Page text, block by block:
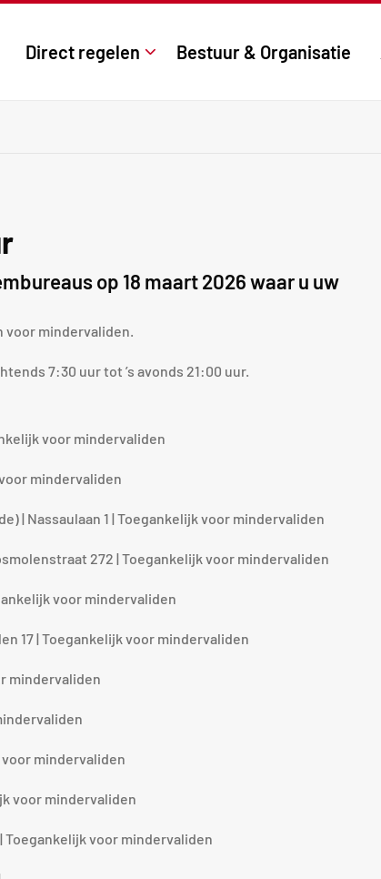
Direct regelen Bestuur & Organisatie
op 18 maart 2026 waar u uw
voor mindervaliden.
7:30 uur tot ’s avonds 21:00 uur.
voor mindervaliden
mindervaliden
| Nassaulaan 1 | Toegankelijk voor mindervaliden
272 | Toegankelijk voor mindervaliden
voor mindervaliden
17 | Toegankelijk voor mindervaliden
mindervaliden
voor mindervaliden
voor mindervaliden
Toegankelijk voor mindervaliden